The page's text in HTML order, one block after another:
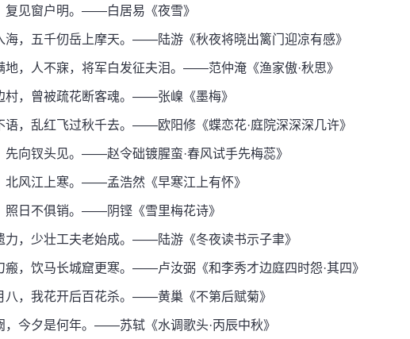
见窗户明。——白居易《夜雪》
，五千仞岳上摩天。——陆游《秋夜将晓出篱门迎凉有感》
，人不寐，将军白发征夫泪。——范仲淹《渔家傲·秋思》
，曾被疏花断客魂。——张嵲《墨梅》
乱红飞过秋千去。——欧阳修《蝶恋花·庭院深深深几许》
向钗头见。——赵令础镀腥蛮·春风试手先梅蕊》
风江上寒。——孟浩然《早寒江上有怀》
日不俱销。——阴铿《雪里梅花诗》
，少壮工夫老始成。——陆游《冬夜读书示子聿》
饮马长城窟更寒。——卢汝弼《和李秀才边庭四时怨·其四》
，我花开后百花杀。——黄巢《不第后赋菊》
今夕是何年。——苏轼《水调歌头·丙辰中秋》